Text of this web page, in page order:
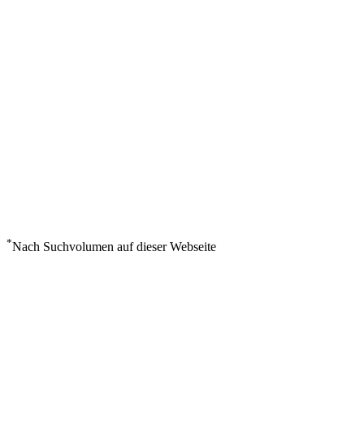
*Nach Suchvolumen auf dieser Webseite